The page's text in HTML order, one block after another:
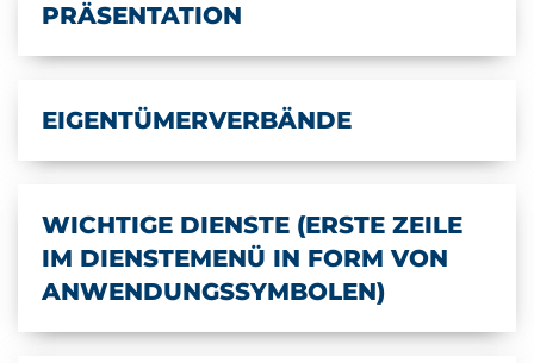
PRÄSENTATION
EIGENTÜMERVERBÄNDE
WICHTIGE DIENSTE (ERSTE ZEILE
IM DIENSTEMENÜ IN FORM VON
ANWENDUNGSSYMBOLEN)